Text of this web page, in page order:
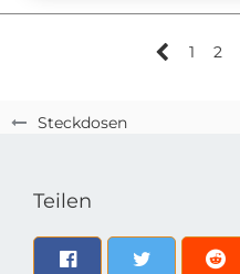
Steckdosen
1 2
Teilen